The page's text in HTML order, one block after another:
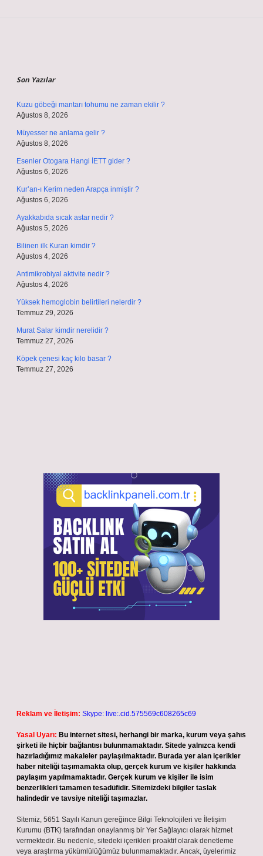
Son Yazılar
Kuzu göbeği mantarı tohumu ne zaman ekilir ?
Ağustos 8, 2026
Müyesser ne anlama gelir ?
Ağustos 8, 2026
Esenler Otogara Hangi İETT gider ?
Ağustos 6, 2026
Kur’an-ı Kerim neden Arapça inmiştir ?
Ağustos 6, 2026
Ayakkabıda sıcak astar nedir ?
Ağustos 5, 2026
Bilinen ilk Kuran kimdir ?
Ağustos 4, 2026
Antimikrobiyal aktivite nedir ?
Ağustos 4, 2026
Yüksek hemoglobin belirtileri nelerdir ?
Temmuz 29, 2026
Murat Salar kimdir nerelidir ?
Temmuz 27, 2026
Köpek çenesi kaç kilo basar ?
Temmuz 27, 2026
Reklam ve İletişim: Skype: live:.cid.575569c608265c69
Yasal Uyarı: Bu internet sitesi, herhangi bir marka, kurum veya şahıs
şirketi ile hiçbir bağlantısı bulunmamaktadır. Sitede yalnızca kendi
hazırladığımız makaleler paylaşılmaktadır. Burada yer alan içerikler
haber niteliği taşımamakta olup, gerçek kurum ve kişiler hakkında
paylaşım yapılmamaktadır. Gerçek kurum ve kişiler ile isim
benzerlikleri tamamen tesadüfidir. Sitemizdeki bilgiler taslak
halindedir ve tavsiye niteliği taşımazlar.
Sitemiz, 5651 Sayılı Kanun gereğince Bilgi Teknolojileri ve İletişim
Kurumu (BTK) tarafından onaylanmış bir Yer Sağlayıcı olarak hizmet
vermektedir. Bu nedenle, sitedeki içerikleri proaktif olarak denetleme
veya araştırma yükümlülüğümüz bulunmamaktadır. Ancak, üyelerimiz